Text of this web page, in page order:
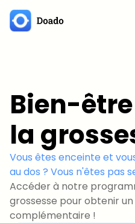
Bien-
la
Vous êtes enceinte et
au dos ? Vous n'êtes pas
Accéder à notre
grossesse pour obtenir
complémentaire !